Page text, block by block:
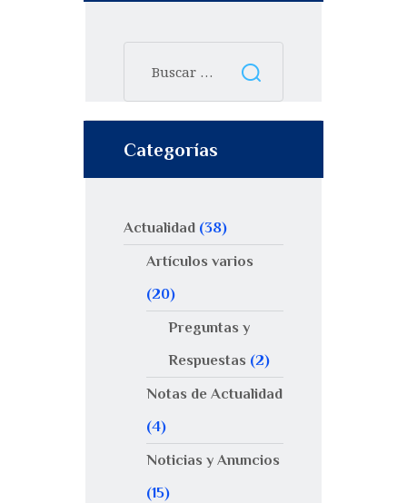
Categorías
Actualidad (38)
Artículos varios
(20)
Preguntas y
Respuestas (2)
Notas de Actualidad
(4)
Noticias y Anuncios
(15)